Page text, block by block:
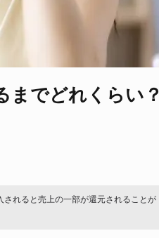
までどれくらい？
れると売上の一部が還元されることが